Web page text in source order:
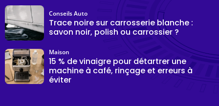
Trace noire sur carrosserie blanche :
savon noir, polish ou carrossier ?
Conseils Auto
15 % de vinaigre pour détartrer une
machine à café, rinçage et erreurs à
éviter
Maison